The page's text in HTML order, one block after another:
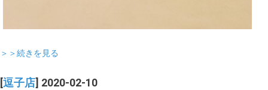
＞＞続きを見る
逗子店 ] 2020-02-10